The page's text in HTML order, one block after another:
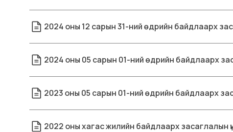
2024 оны 12 сарын 31-ний өдрийн байдлаарх
2024 оны 05 сарын 01-ний өдрийн байдлаарх
2023 оны 05 сарын 01-ний өдрийн байдлаарх
2022 оны хагас жилийн байдлаарх засаглалын